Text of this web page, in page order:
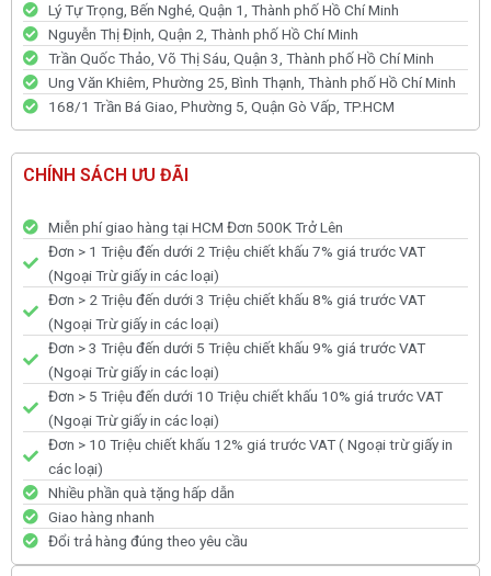
Lý Tự Trọng, Bến Nghé, Quận 1, Thành phố Hồ Chí Minh
Nguyễn Thị Định, Quận 2, Thành phố Hồ Chí Minh
Trần Quốc Thảo, Võ Thị Sáu, Quận 3, Thành phố Hồ Chí Minh
Ung Văn Khiêm, Phường 25, Bình Thạnh, Thành phố Hồ Chí Minh
168/1 Trần Bá Giao, Phường 5, Quận Gò Vấp, TP.HCM
CHÍNH SÁCH ƯU ĐÃI
Miễn phí giao hàng tại HCM Đơn 500K Trở Lên
Đơn > 1 Triệu đến dưới 2 Triệu chiết khấu 7% giá trước VAT
(Ngoại Trừ giấy in các loại)
Đơn > 2 Triệu đến dưới 3 Triệu chiết khấu 8% giá trước VAT
(Ngoại Trừ giấy in các loại)
Đơn > 3 Triệu đến dưới 5 Triệu chiết khấu 9% giá trước VAT
(Ngoại Trừ giấy in các loại)
Đơn > 5 Triệu đến dưới 10 Triệu chiết khấu 10% giá trước VAT
(Ngoại Trừ giấy in các loại)
Đơn > 10 Triệu chiết khấu 12% giá trước VAT ( Ngoại trừ giấy in
các loại)
Nhiều phần quà tặng hấp dẫn
Giao hàng nhanh
Đổi trả hàng đúng theo yêu cầu